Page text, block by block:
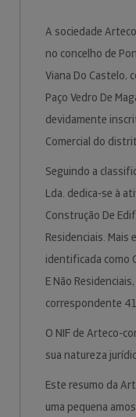
A sociedade
no concelho de
Viana Do Castelo,
Paço Vedro De
devidamente
Comercial do
Seguindo a
Lda. dedica-se à
Construção De
Residenciais. Mais
identificada como
E Não
correspondente
O NIF de Arteco-
sua natureza
Este resumo da
uma pequena